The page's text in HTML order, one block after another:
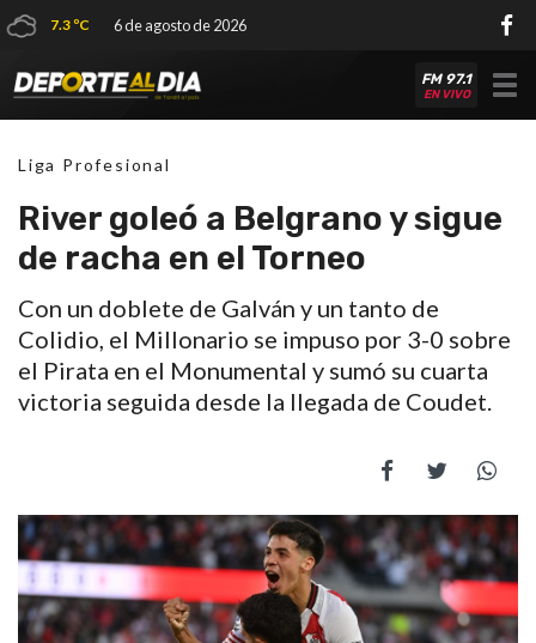
7.3 ºC 6 de agosto de 2026
FM 97.1
EN VIVO
Liga Profesional
River goleó a Belgrano y sigue
de racha en el Torneo
Con un doblete de Galván y un tanto de
Colidio, el Millonario se impuso por 3-0 sobre
el Pirata en el Monumental y sumó su cuarta
victoria seguida desde la llegada de Coudet.